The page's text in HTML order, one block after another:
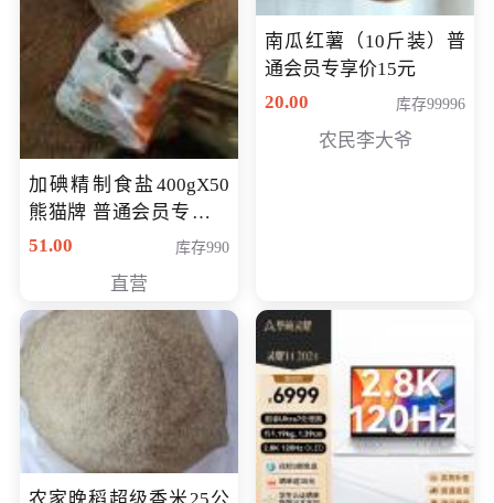
加碘精制食盐400gX50
熊猫牌 普通会员专享价
格50元
51.00 库存990
直营
南瓜红薯（10斤装）普
通会员专享价15元
20.00
库存99996
农民李大爷